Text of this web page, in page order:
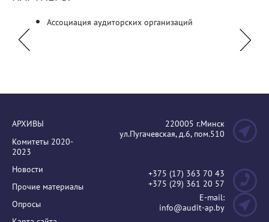
Ассоциация аудиторских организаций
АРХИВЫ
Комитеты 2020-
2023
Новости
Прочие материалы
Опросы
220005 г.Минск
ул.Пугачевская, д.6, пом.510
+375 (17) 363 70 43
+375 (29) 361 20 57
E-mail:
info@audit-ap.by